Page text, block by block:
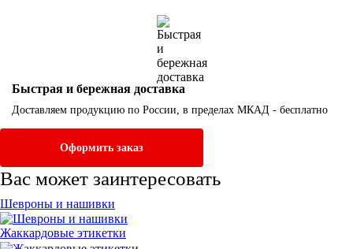
Быстрая и бережная доставка
Доставляем продукцию по России, в пределах МКАД - бесплатно
Оформить заказ
Вас может заинтересовать
Шевроны и нашивки
Жаккардовые этикетки